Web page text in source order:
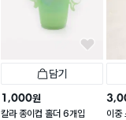
담기
1,000원
칼라 종이컵 홀더 6개입
이